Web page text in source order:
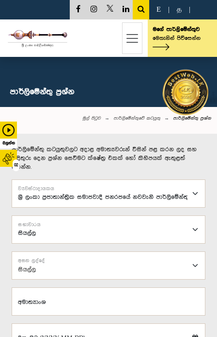
බලන්න
02
E த
මගේ පාර්ලිමේන්තුව
මෙතැනින් පිවිසෙන්න
පාර්ලි‌මේන්තු‌ ප්‍රශ්න
මුල් පිටුව පාර්ලිමේන්තුවේ කටයුතු පාර්ලි‌මේන්තු‌ ප්‍රශ්න
පාර්ලිමේන්තු කටයුතුවලට අදාළ අමාත්‍යවරුන් විසින් පළ කරන ලද සහ
පිළිතුරු දෙන ප්‍රශ්න සෙවීමට ක්ෂේත්‍ර එකක් හෝ කිහිපයක් ඇතුළත්
කරන්න.
ව්‍යවස්ථාදායකය
සභාවාරය
සියල්ල
අසන ලද්දේ
අමාත්‍යාංශ